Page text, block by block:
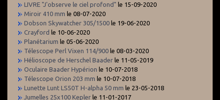
LIVRE "J'observe le ciel profond" le 15-09-2020
Miroir 410 mm le 08-07-2020
Dobson Skywatcher 305/1500 le 19-06-2020
Crayford le 10-06-2020
Planétarium le 05-06-2020
Télescope Perl Vixen 114/900 le 08-03-2020
Hélioscope de Herschel Baader le 11-05-2019
Oculaire Baader Hypérion le 10-07-2018
Télescope Orion 203 mm le 10-07-2018
Lunette Lunt LS50T H-alpha 50 mm le 23-05-2018
Jumelles 25x100 Kepler le 11-01-2017